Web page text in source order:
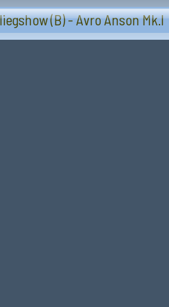
(B) 13 en 14 september
(B) - Avro Anson Mk.I